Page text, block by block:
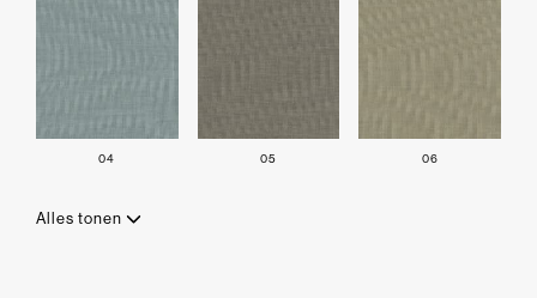
04 05 06
Alles tonen